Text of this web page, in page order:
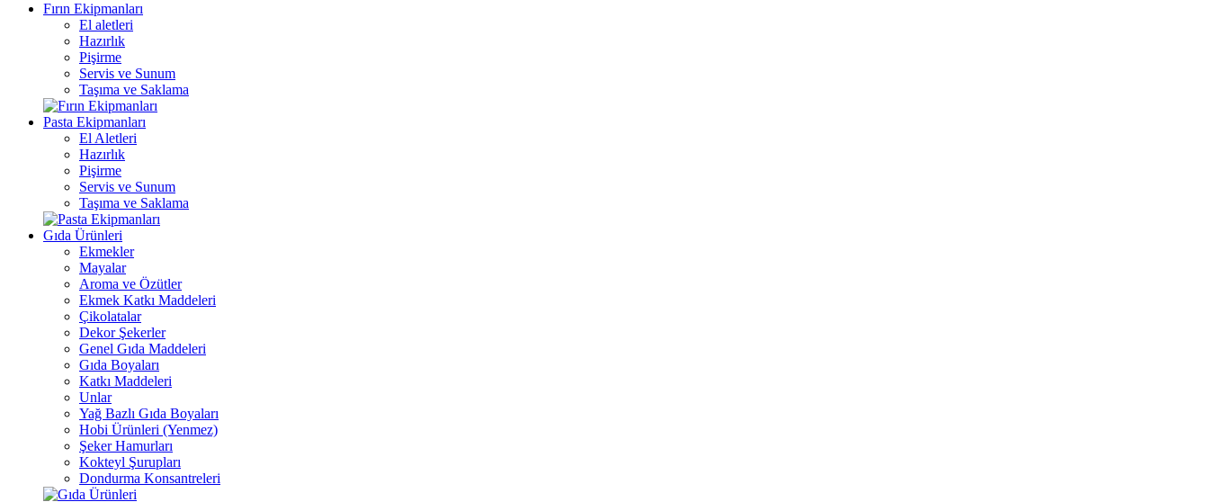
Fırın Ekipmanları
El aletleri
Hazırlık
Pişirme
Servis ve Sunum
Taşıma ve Saklama
Pasta Ekipmanları
El Aletleri
Hazırlık
Pişirme
Servis ve Sunum
Taşıma ve Saklama
Gıda Ürünleri
Ekmekler
Mayalar
Aroma ve Özütler
Ekmek Katkı Maddeleri
Çikolatalar
Dekor Şekerler
Genel Gıda Maddeleri
Gıda Boyaları
Katkı Maddeleri
Unlar
Yağ Bazlı Gıda Boyaları
Hobi Ürünleri (Yenmez)
Şeker Hamurları
Kokteyl Şurupları
Dondurma Konsantreleri